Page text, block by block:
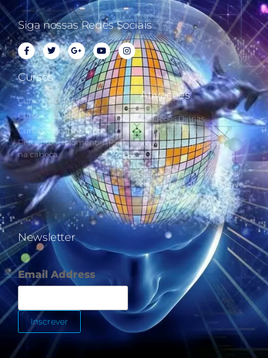
Siga nossas Redes Sociais
Cursos
Curso Cálculo Parte 1
Curso Cálculo Parte 2
Curso Colocando o
Perceptor Holomental (PH)
na cabeça
Ativações
Ativações Diárias
Synchronotron
Ativações Diárias Lei do
Tempo
Estudos Postulados da Lei
do Tempo e das 260 Chaves
do Synchronotron
Newsletter
Email Address